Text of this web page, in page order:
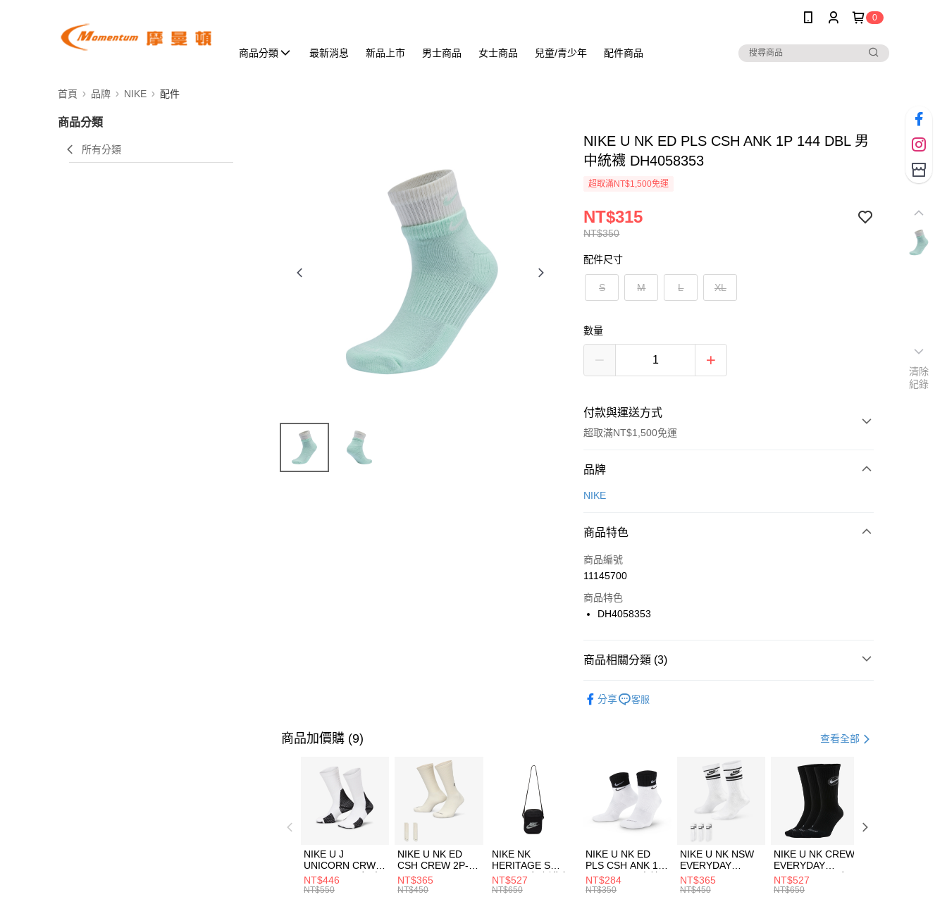
0
商品分類 最新消息 新品上市 男士商品 女士商品 兒童/青少年 配件商品
首頁 品牌 NIKE 配件
商品分類
所有分類
NIKE U NK ED PLS CSH ANK 1P 144 DBL 男
中統襪 DH4058353
超取滿NT$1,500免運
NT$350
NT$315
配件尺寸
S M L XL
數量
付款與運送方式
超取滿NT$1,500免運
付款方式
信用卡一次付款
合作金庫商業銀行
華南商業銀行
上海商業儲蓄銀行
國泰世華商業銀行
聯邦商業銀行
台新國際商業銀行
LINE Pay
Apple Pay
【關於「AFTEE先享後付」】
３．安心：先確認商品／服務後，再付款。
【「AFTEE先享後付」結帳流程】
１．於結帳方式選擇「AFTEE先享後付」後，將跳轉至「AFTEE先享後
付」結帳頁面，進行簡訊認證並確認金額後，即可完成結帳。
２．訂單成立數日內，您將收到繳費通知簡訊。
３．收到繳費通知簡訊後14天內，點擊此簡訊中的連結，可透過四大超商
／ATM／網路銀行／等多元方式進行付款，方視為交易完成。
※ 請注意：結帳手續完成當下不需立刻繳費，但若您需要取消訂單，請聯
絡購買商品的店家。未經商家同意取消之訂單仍視為有效，需透過AFTEE
先享後付繳納相關費用。
每筆NT$100，滿NT$1,500(含以上)免運費
每筆NT$100，滿NT$1,500(含以上)免運費
付款後門市自取
每筆NT$100，滿NT$1,500(含以上)免運費
品牌
NIKE
商品特色
商品編號
11145700
商品特色
DH4058353
商品相關分類 (3)
分享 客服
商品加價購 (9) 查看全部
NIKE U J
UNICORN CRW
1PR -160 男女 中
統襪 FZ3393100
NT$446
NT$550
NIKE U NK ED
CSH CREW 2P-
144 EMBRDY 男
女 短統襪
NT$365
NT$450
NIKE NK
HERITAGE S
SMIT 男女 側背包
BA5871010
NT$527
NT$650
NIKE U NK ED
PLS CSH ANK 1P
144 DBL 男 中統
襪 DH4058104
NT$284
NT$350
NIKE U NK NSW
EVERYDAY
ESSENTIAL CR
男女 短統襪
NT$365
NT$450
NIKE U NK CREW
EVERYDAY
BBALL 3PR 男女
長統襪
NT$527
NT$650
清除
紀錄